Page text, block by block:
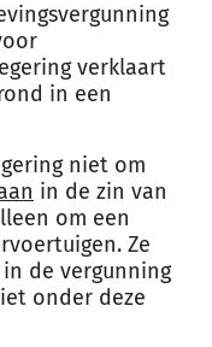
verklaart
in een
niet om
in de zin van
om een
Ze
de vergunning
onder deze